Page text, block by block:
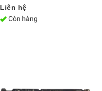
Liên hệ
Còn hàng